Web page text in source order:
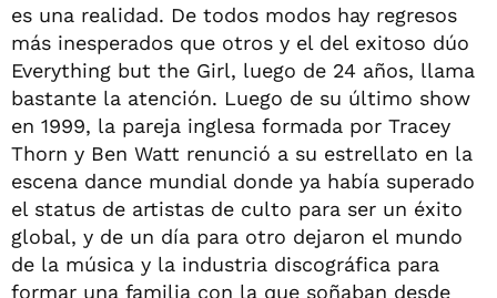
es una realidad. De todos modos hay regresos
más inesperados que otros y el del exitoso dúo
Everything but the Girl, luego de 24 años, llama
bastante la atención. Luego de su último show
en 1999, la pareja inglesa formada por Tracey
Thorn y Ben Watt renunció a su estrellato en la
escena dance mundial donde ya había superado
el status de artistas de culto para ser un éxito
global, y de un día para otro dejaron el mundo
de la música y la industria discográfica para
formar una familia con la que soñaban desde